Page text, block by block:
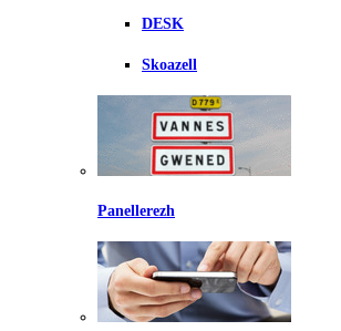
DESK
Skoazell
Panellerezh